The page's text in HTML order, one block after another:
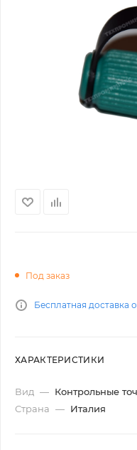
Под заказ
Бесплатная доставка
ХАРАКТЕРИСТИКИ
Вид — Контрольные
Страна — Италия